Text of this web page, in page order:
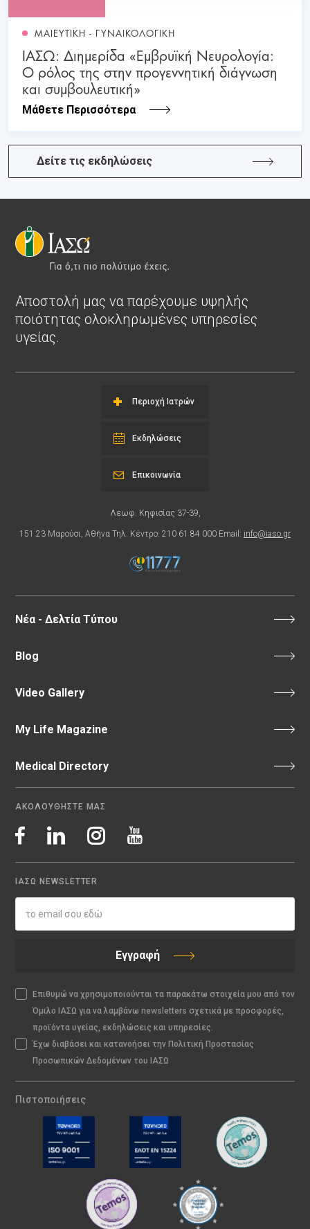
ΜΑΙΕΥΤΙΚΗ - ΓΥΝΑΙΚΟΛΟΓΙΚΗ
ΙΑΣΩ: Διημερίδα «Εμβρυϊκή Νευρολογία:
Ο ρόλος της στην προγεννητική διάγνωση
και συμβουλευτική»
Μάθετε Περισσότερα
Δείτε τις εκδηλώσεις
Αποστολή μας να παρέχουμε υψηλής
ποιότητας ολοκληρωμένες υπηρεσίες
υγείας.
Περιοχή Ιατρών
Εκδηλώσεις
Λεωφ. Κηφισίας 37-39,
151 23 Μαρούσι, Αθήνα Τηλ. Κέντρο: 210 61 84 000 Email: info@iaso.gr
Επικοινωνία
Νέα - Δελτία Τύπου
Blog
Video Gallery
My Life Magazine
Medical Directory
ΑΚΟΛΟΥΘΗΣΤΕ ΜΑΣ
ΙΑΣΩ NEWSLETTER
Εγγραφή
Επιθυμώ να χρησιμοποιούνται τα παρακάτω στοιχεία μου από τον
Όμιλο ΙΑΣΩ για να λαμβάνω newsletters σχετικά με προσφορές,
προϊόντα υγείας, εκδηλώσεις και υπηρεσίες.
Έχω διαβάσει και κατανοήσει την Πολιτική Προστασίας
Προσωπικών Δεδομένων του ΙΑΣΩ
Πιστοποιήσεις